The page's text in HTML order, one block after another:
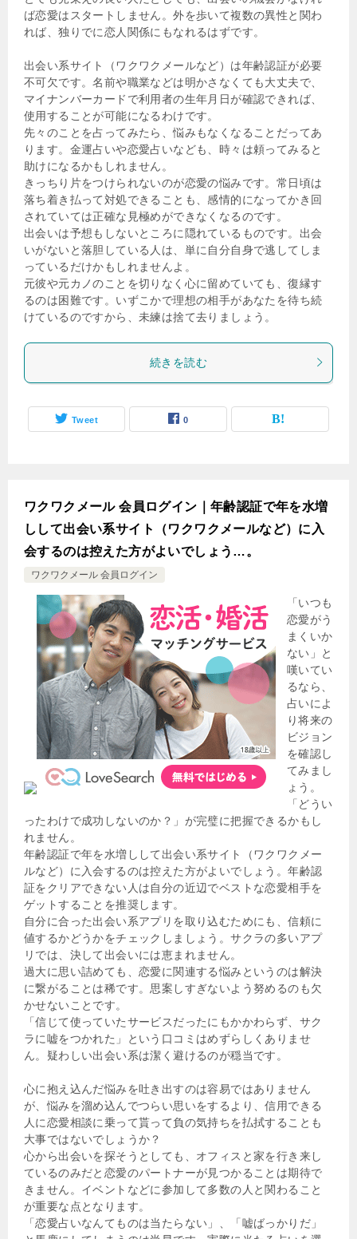
ば恋愛はスタートしません。外を歩いて複数の異性と関わ
れば、独りでに恋人関係にもなれるはずです。
出会い系サイト（ワクワクメールなど）は年齢認証が必要
不可欠です。名前や職業などは明かさなくても大丈夫で、
マイナンバーカードで利用者の生年月日が確認できれば、
使用することが可能になるわけです。
先々のことを占ってみたら、悩みもなくなることだってあ
ります。金運占いや恋愛占いなども、時々は頼ってみると
助けになるかもしれません。
きっちり片をつけられないのが恋愛の悩みです。常日頃は
落ち着き払って対処できることも、感情的になってかき回
されていては正確な見極めができなくなるのです。
出会いは予想もしないところに隠れているものです。出会
いがないと落胆している人は、単に自分自身で逃してしま
っているだけかもしれませんよ。
元彼や元カノのことを切りなく心に留めていても、復縁す
るのは困難です。いずこかで理想の相手があなたを待ち続
けているのですから、未練は捨て去りましょう。
続きを読む
Tweet 0
ワクワクメール 会員ログイン｜年齢認証で年を水増
しして出会い系サイト（ワクワクメールなど）に入
会するのは控えた方がよいでしょう…。
ワクワクメール 会員ログイン
「いつも
恋愛がう
まくいか
ない」と
嘆いてい
るなら、
占いによ
り将来の
ビジョン
を確認し
てみまし
ょう。
「どうい
ったわけで成功しないのか？」が完璧に把握できるかもし
れません。
年齢認証で年を水増しして出会い系サイト（ワクワクメー
ルなど）に入会するのは控えた方がよいでしょう。年齢認
証をクリアできない人は自分の近辺でベストな恋愛相手を
ゲットすることを推奨します。
自分に合った出会い系アプリを取り込むためにも、信頼に
値するかどうかをチェックしましょう。サクラの多いアプ
リでは、決して出会いには恵まれません。
過大に思い詰めても、恋愛に関連する悩みというのは解決
に繋がることは稀です。思案しすぎないよう努めるのも欠
かせないことです。
「信じて使っていたサービスだったにもかかわらず、サク
ラに嘘をつかれた」という口コミはめずらしくありませ
ん。疑わしい出会い系は潔く避けるのが穏当です。
心に抱え込んだ悩みを吐き出すのは容易ではありません
が、悩みを溜め込んでつらい思いをするより、信用できる
人に恋愛相談に乗って貰って負の気持ちを払拭することも
大事ではないでしょうか？
心から出会いを探そうとしても、オフィスと家を行き来し
ているのみだと恋愛のパートナーが見つかることは期待で
きません。イベントなどに参加して多数の人と関わること
が重要な点となります。
「恋愛占いなんてものは当たらない」、「嘘ばっかりだ」